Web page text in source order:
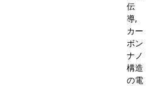
伝
導,
カー
ボン
ナノ
構造
の電